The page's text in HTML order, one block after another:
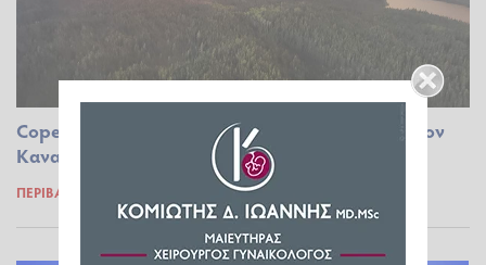
Copernicus: Σύννεφα καπνού από τις φωτιές στον
Καναδά «ταξιδεύουν» στην Ευρώπη
ΠΕΡΙΒΆΛΛΟΝ